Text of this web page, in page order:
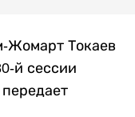
Жомарт Токаев
й сессии